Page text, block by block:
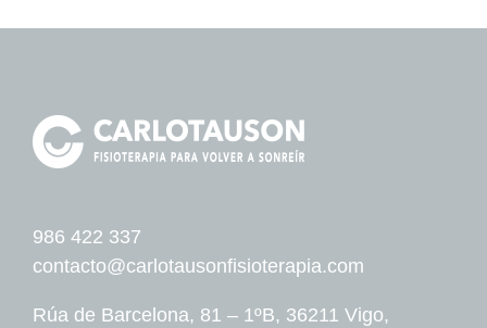
986 422 337
contacto@carlotausonfisioterapia.com
Rúa de Barcelona, 81 – 1ºB, 36211 Vigo,